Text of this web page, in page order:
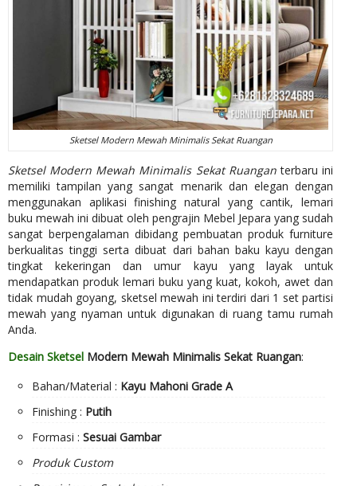
Sketsel Modern Mewah Minimalis Sekat Ruangan
Sketsel Modern Mewah Minimalis Sekat Ruanganterbaru ini
memiliki tampilan yang sangat menarik dan elegan dengan
menggunakan aplikasi finishing natural yang cantik, lemari
buku mewah ini dibuat oleh pengrajin Mebel Jepara yang sudah
sangat berpengalaman dibidang pembuatan produk furniture
berkualitas tinggi serta dibuat dari bahan baku kayu dengan
tingkat kekeringan dan umur kayu yang layak untuk
mendapatkan produk lemari buku yang kuat, kokoh, awet dan
tidak mudah goyang, sketsel mewah ini terdiri dari 1 set partisi
mewah yang nyaman untuk digunakan di ruang tamu rumah
Anda.
Desain Sketsel Modern Mewah Minimalis Sekat Ruangan:
Bahan/Material : Kayu Mahoni Grade A
Finishing : Putih
Formasi : Sesuai Gambar
Produk Custom